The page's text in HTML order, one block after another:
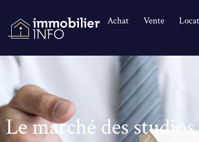
Achat Vente
Le marché des